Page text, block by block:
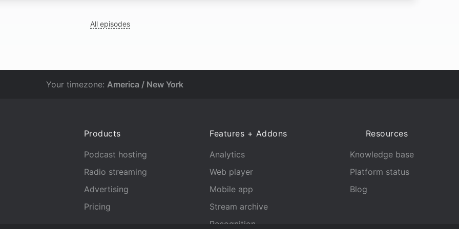
All episodes
Your timezone: America / New York
Products
Podcast hosting
Radio streaming
Advertising
Pricing
Features + Addons
Analytics
Web player
Mobile app
Stream archive
Recognition
Resources
Knowledge base
Platform status
Blog